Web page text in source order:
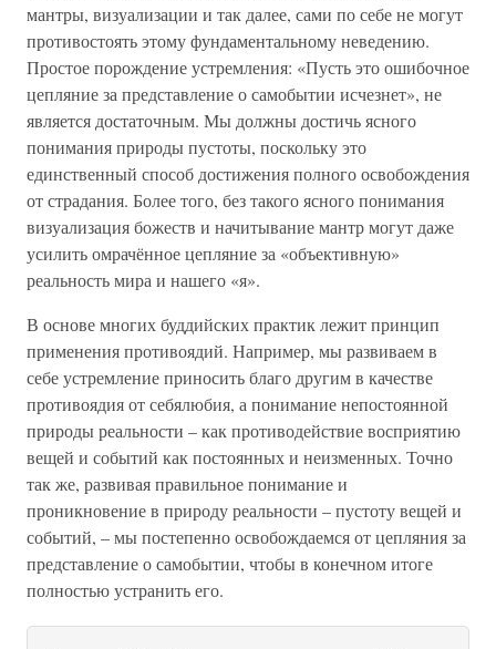
мантры, визуализации и так далее, сами по себе не могут
противостоять этому фундаментальному неведению.
Простое порождение устремления: «Пусть это ошибочное
цепляние за представление о самобытии исчезнет», не
является достаточным. Мы должны достичь ясного
понимания природы пустоты, поскольку это
единственный способ достижения полного освобождения
от страдания. Более того, без такого ясного понимания
визуализация божеств и начитывание мантр могут даже
усилить омрачённое цепляние за «объективную»
реальность мира и нашего «я».
В основе многих буддийских практик лежит принцип
применения противоядий. Например, мы развиваем в
себе устремление приносить благо другим в качестве
противоядия от себялюбия, а понимание непостоянной
природы реальности – как противодействие восприятию
вещей и событий как постоянных и неизменных. Точно
так же, развивая правильное понимание и
проникновение в природу реальности – пустоту вещей и
событий, – мы постепенно освобождаемся от цепляния за
представление о самобытии, чтобы в конечном итоге
полностью устранить его.